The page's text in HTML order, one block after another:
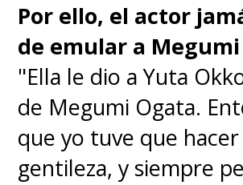
Por ello, el actor
de emular a
"Ella le dio a Yuta
de Megumi Ogata.
que yo tuve que
gentileza, y siempre